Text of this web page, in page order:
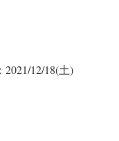
：2021/12/18(土)